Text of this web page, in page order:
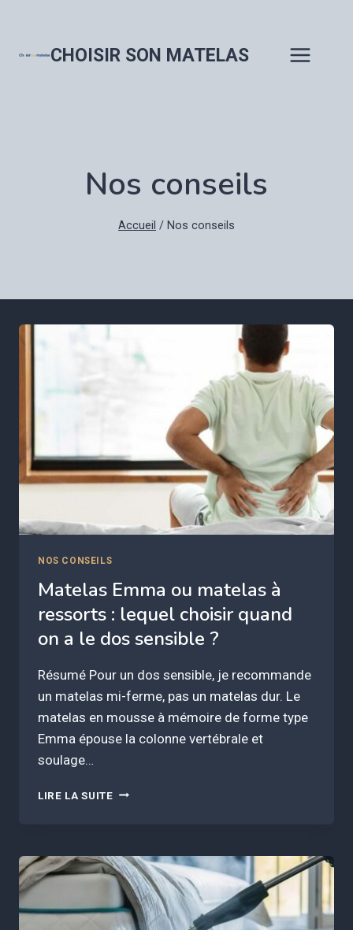
contenu CHOISIR SON MATELAS
Nos conseils
Accueil / Nos conseils
NOS CONSEILS
Matelas Emma ou matelas à
ressorts : lequel choisir quand
on a le dos sensible ?
Résumé Pour un dos sensible, je recommande
un matelas mi-ferme, pas un matelas dur. Le
matelas en mousse à mémoire de forme type
Emma épouse la colonne vertébrale et
soulage…
LIRE LA SUITEMATELAS
À
RESSORTS
LEQUEL
CHOISIR